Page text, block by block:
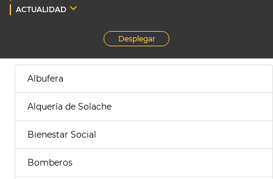
ACTUALIDAD
Desplegar
Albufera
Alquería de Solache
Bienestar Social
Bomberos